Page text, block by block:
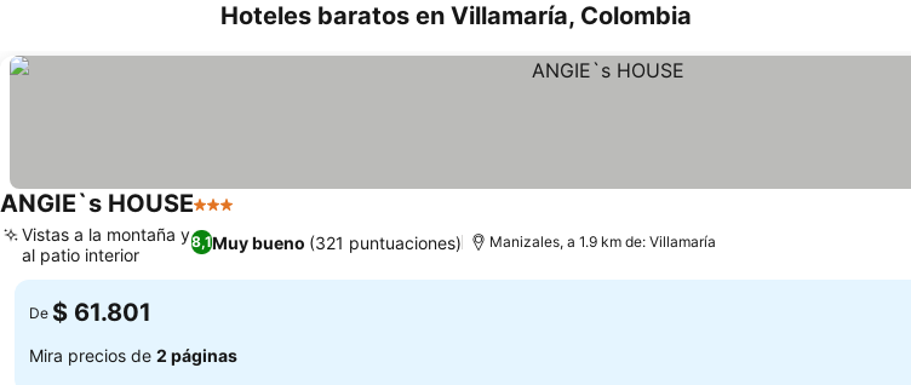
Hoteles baratos en Villamaría, Colombia
ANGIE`s HOUSE3 Estrellas
8,1Muy bueno (321 puntuaciones)
Vistas a la montaña y
al patio interior
Manizales, a 1.9 km de: Villamaría
De $ 61.801
Mira precios de 2 páginas